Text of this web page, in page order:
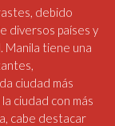
debido
diversos países y
Manila tiene una
ciudad más
ciudad con más
cabe destacar